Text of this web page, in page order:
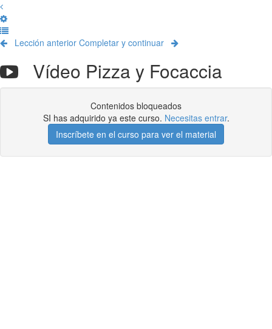
Lección anterior Completar y continuar
Vídeo Pizza y Focaccia
Contenidos bloqueados
SI has adquirido ya este curso. Necesitas entrar.
Inscríbete en el curso para ver el material